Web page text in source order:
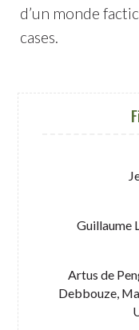
Guillaume
Artus de
Debbouze,
d’un monde
cases.